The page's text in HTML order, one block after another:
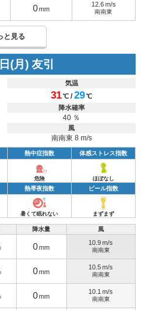
0mm
12.6m/s
南南東
と見る
(月) 友引
気温
31℃ /29℃
降水確率
40 ％
風
南南東 8 m/s
熱中症指数 体感ストレス指数
危険 ほぼなし
熱帯夜指数 ビール指数
暑くて眠れない まずまず
降水量 風
0 mm
10.9 m/s
南南東
0 mm
10.5 m/s
南南東
0 mm
10.1 m/s
南南東